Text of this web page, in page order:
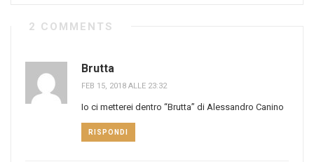
2 COMMENTS
Brutta
FEB 15, 2018 ALLE 23:32
Io ci metterei dentro “Brutta” di Alessandro Canino
RISPONDI